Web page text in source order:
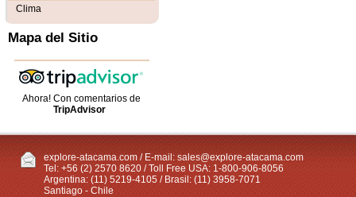
Clima
Mapa del Sitio
Ahora! Con comentarios de
TripAdvisor
explore-atacama.com / E-mail: sales@explore-atacama.com
Tel: +56 (2) 2570 8620 / Toll Free USA: 1-800-906-8056
Argentina: (11) 5219-4105 / Brasil: (11) 3958-7071
Santiago - Chile